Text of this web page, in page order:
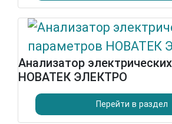
Анализатор
НОВАТЕК ЭЛЕКТРО
Перейти в раздел